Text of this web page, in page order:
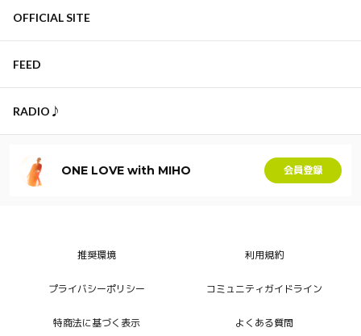
OFFICIAL SITE
FEED
RADIO♪
ONE LOVE with MIHO 会員登録
推奨環境 利用規約
プライバシーポリシー コミュニティガイドライン
特商法に基づく表示 よくある質問